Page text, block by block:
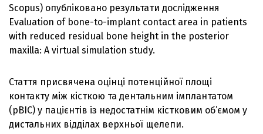
Scopus) опубліковано результати дослідження
Evaluation of bone-to-implant contact area in patients
with reduced residual bone height in the posterior
maxilla: A virtual simulation study.
Стаття присвячена оцінці потенційної площі
контакту між кісткою та дентальним імплантатом
(pBIC) у пацієнтів із недостатнім кістковим об’ємом у
дистальних відділах верхньої щелепи.